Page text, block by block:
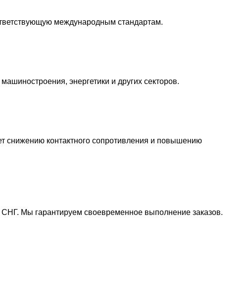
международным стандартам.
энергетики и других секторов.
снижению контактного сопротивления и повышению
Мы гарантируем своевременное выполнение заказов.